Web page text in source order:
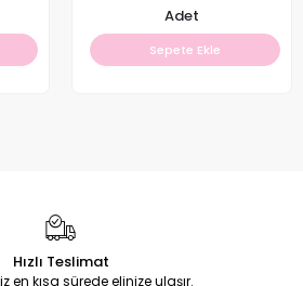
Adet
Sepete Ekle
Hızlı Teslimat
en kısa sürede elinize ulaşır.